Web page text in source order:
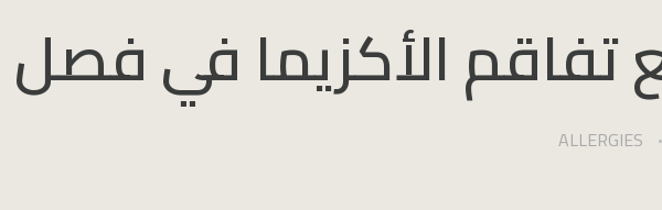
تفاقم الأكزيما في
ALLERGIES